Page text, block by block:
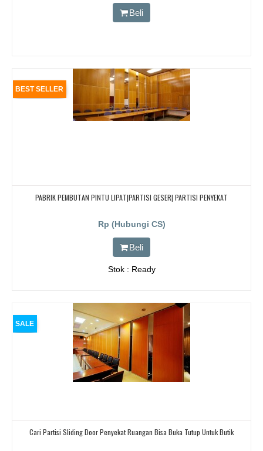
Beli
BEST SELLER
PABRIK PEMBUTAN PINTU LIPAT|PARTISI GESER| PARTISI PENYEKAT
Rp (Hubungi CS)
Beli
Stok : Ready
SALE
Cari Partisi Sliding Door Penyekat Ruangan Bisa Buka Tutup Untuk Butik